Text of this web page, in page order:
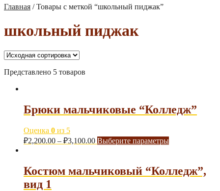
Главная /Товары с меткой “школьный пиджак”
школьный пиджак
Представлено 5 товаров
Брюки мальчиковые “Колледж”
Оценка 0 из 5
₽2,200.00 – ₽3,100.00 Выберите параметры
Костюм мальчиковый “Колледж”,
вид 1